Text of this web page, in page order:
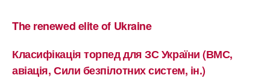
The renewed elite of Ukraine
Класифікація торпед для ЗС України (ВМС,
авіація, Сили безпілотних систем, ін.)